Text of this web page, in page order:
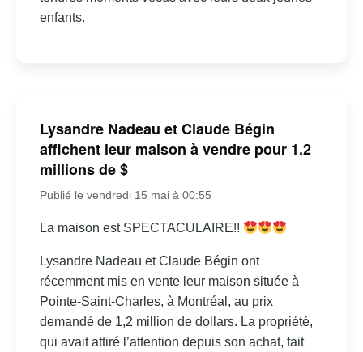
enfants.
Lysandre Nadeau et Claude Bégin
affichent leur maison à vendre pour 1.2
millions de $
Publié le vendredi 15 mai à 00:55
La maison est SPECTACULAIRE!!
Lysandre Nadeau et Claude Bégin ont
récemment mis en vente leur maison située à
Pointe-Saint-Charles, à Montréal, au prix
demandé de 1,2 million de dollars. La propriété,
qui avait attiré l’attention depuis son achat, fait